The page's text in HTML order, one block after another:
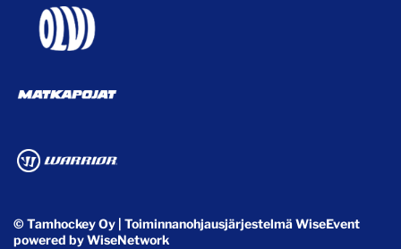
© Tamhockey Oy | ToiminnanohjausjärjestelmäWiseEvent
powered byWiseNetwork